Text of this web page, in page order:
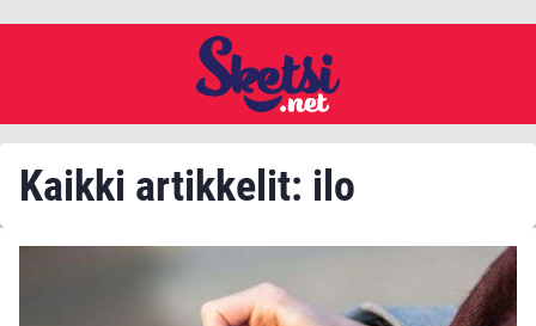
Kaikki artikkelit: ilo